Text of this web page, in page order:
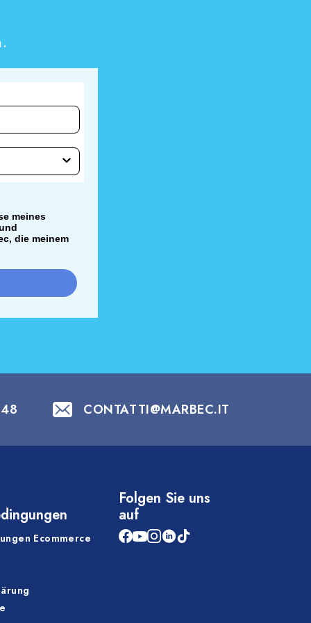
meines
die meinem
CONTATTI@MARBEC.IT
Ecommerce
Folgen Sie uns
auf